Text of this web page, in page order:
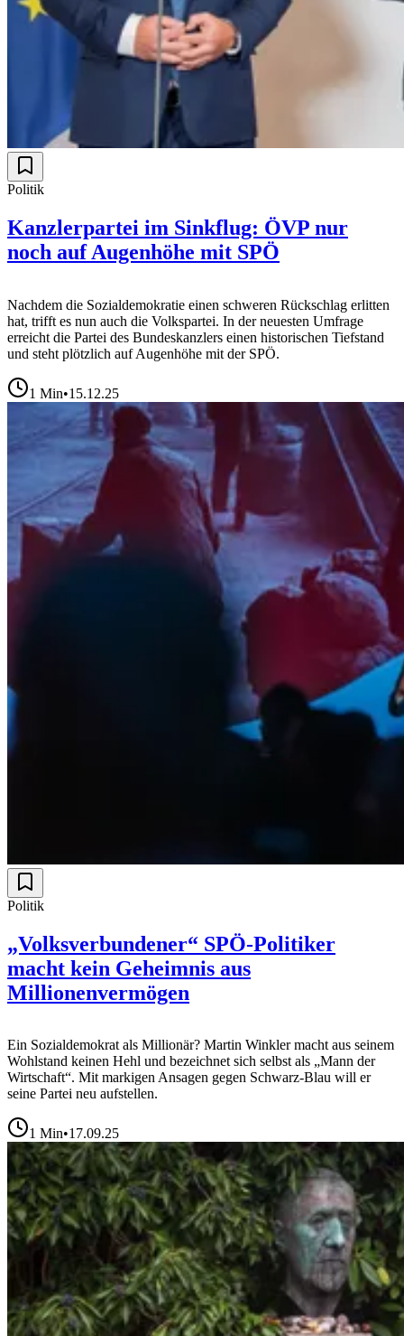
Politik
Kanzlerpartei im Sinkflug: ÖVP nur
noch auf Augenhöhe mit SPÖ
Nachdem die Sozialdemokratie einen schweren Rückschlag erlitten
hat, trifft es nun auch die Volkspartei. In der neuesten Umfrage
erreicht die Partei des Bundeskanzlers einen historischen Tiefstand
und steht plötzlich auf Augenhöhe mit der SPÖ.
1 Min•15.12.25
Politik
„Volksverbundener“ SPÖ-Politiker
macht kein Geheimnis aus
Millionenvermögen
Ein Sozialdemokrat als Millionär? Martin Winkler macht aus seinem
Wohlstand keinen Hehl und bezeichnet sich selbst als „Mann der
Wirtschaft“. Mit markigen Ansagen gegen Schwarz-Blau will er
seine Partei neu aufstellen.
1 Min•17.09.25